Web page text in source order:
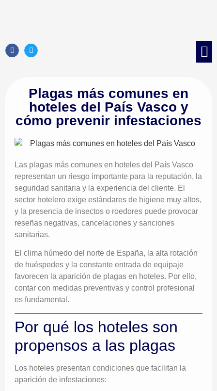
Plagas más comunes en
hoteles del País Vasco y
cómo prevenir infestaciones
Las plagas más comunes en hoteles del País Vasco
representan un riesgo importante para la reputación, la
seguridad sanitaria y la experiencia del cliente. El
sector hotelero exige estándares de higiene muy altos,
y la presencia de insectos o roedores puede provocar
reseñas negativas, cancelaciones y sanciones
sanitarias.
El clima húmedo del norte de España, la alta rotación
de huéspedes y la constante entrada de equipaje
favorecen la aparición de plagas en hoteles. Por ello,
contar con medidas preventivas y control profesional
es fundamental.
Por qué los hoteles son
propensos a las plagas
Los hoteles presentan condiciones que facilitan la
aparición de infestaciones: